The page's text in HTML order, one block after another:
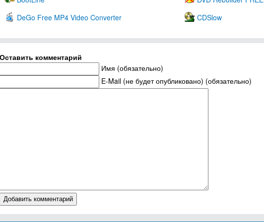
DeGo Free MP4 Video Converter
CDSlow
Оставить комментарий
Имя (обязательно)
E-Mail (не будет опубликовано) (обязательно)